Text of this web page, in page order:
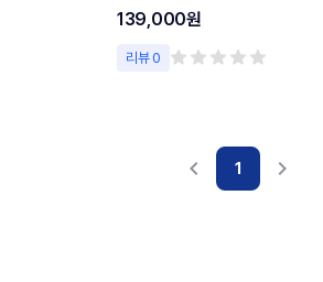
139,000원
리뷰 0
navigate_before 1 navigate_next